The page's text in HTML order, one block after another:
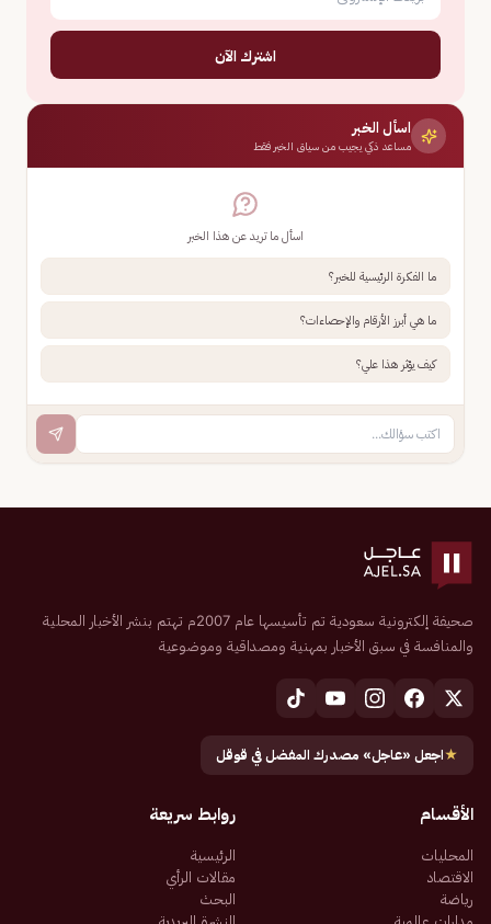
اشترك الآن
اسأل الخبر
مساعد ذكي يجيب من سياق الخبر فقط
اسأل ما تريد عن هذا الخبر
ما الفكرة الرئيسية للخبر؟
ما هي أبرز الأرقام والإحصاءات؟
كيف يؤثر هذا علي؟
صحيفة إلكترونية سعودية تم تأسيسها عام 2007م تهتم بنشر الأخبار المحلية
والمنافسة في سبق الأخبار بمهنية ومصداقية وموضوعية
★اجعل «عاجل» مصدرك المفضل في قوقل
الأقسام
المحليات
الاقتصاد
رياضة
روابط سريعة
الرئيسية
مقالات الرأي
البحث